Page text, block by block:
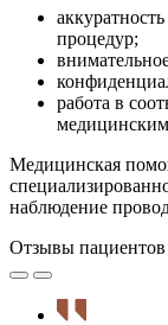
процедур;
работа в
Медицинская
наблюдение
Отзывы пациентов